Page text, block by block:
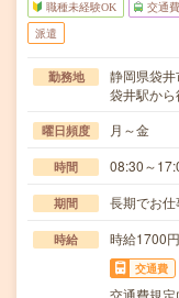
職種未経験OK 交通
派遣
勤務地
静岡県袋井
袋井駅か
曜日頻度 月～金
時間 08:30～
期間 長期でお仕
時給 時給1700円
交通費
交通費規